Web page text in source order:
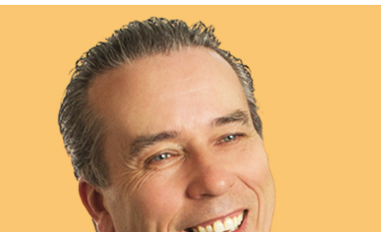
travailleuses
Risques psychosociaux
Sécurité routière
Transport de marchandises
Transport de personnes